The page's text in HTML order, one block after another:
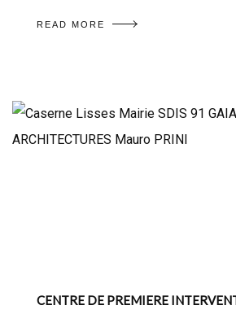
READ MORE
CENTRE DE PREMIERE